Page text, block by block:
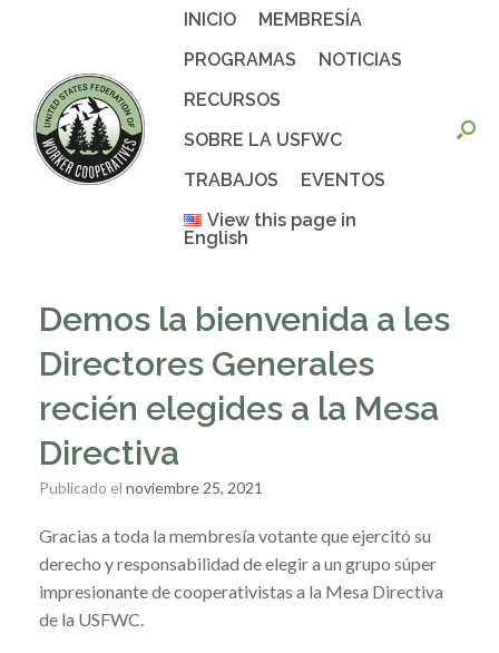
INICIO
MEMBRESÍA
PROGRAMAS
NOTICIAS
RECURSOS
SOBRE LA USFWC
TRABAJOS
EVENTOS
View this page in
English
Demos la bienvenida a les
Directores Generales
recién elegides a la Mesa
Directiva
Publicado el noviembre 25, 2021
Gracias a toda la membresía votante que ejercitó su
derecho y responsabilidad de elegir a un grupo súper
impresionante de cooperativistas a la Mesa Directiva
de la USFWC.